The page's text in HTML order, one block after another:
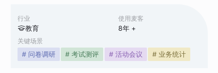
行业
教育
使用麦客
8年 +
关键场景
# 问卷调研 # 考试测评 # 活动会议 # 业务统计